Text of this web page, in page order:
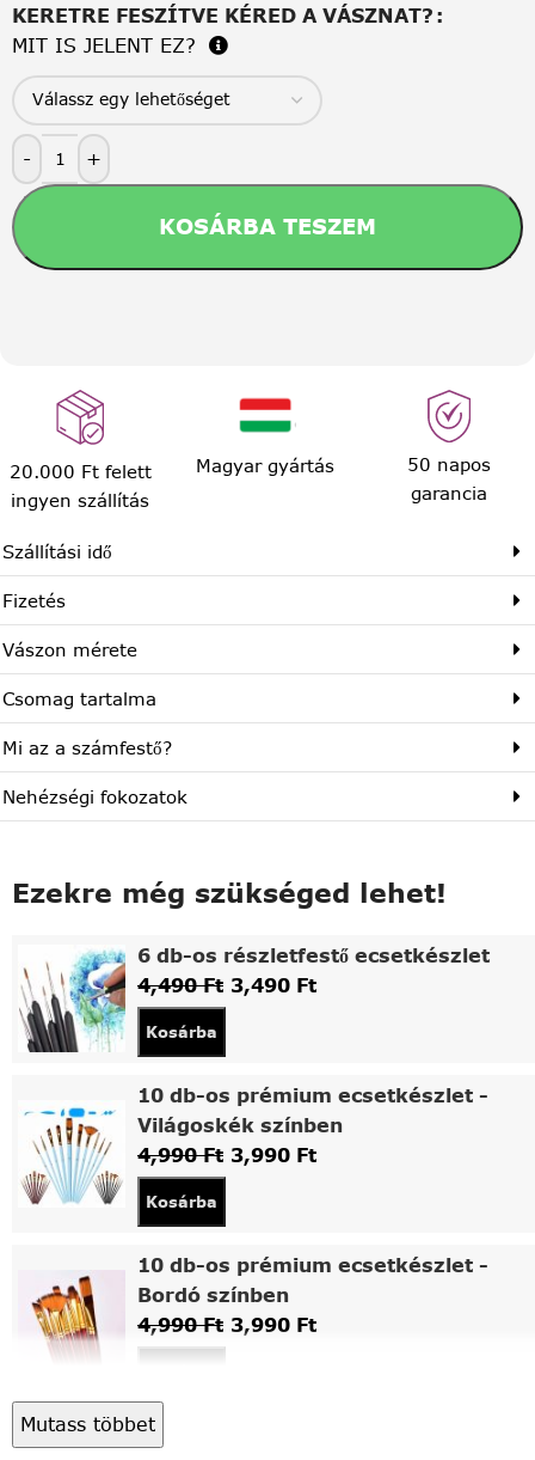
KERETRE FESZÍTVE KÉRED A VÁSZNAT?
MIT IS JELENT EZ?
- +
KOSÁRBA TESZEM
20.000 Ft felett
ingyen szállítás
Magyar gyártás
50 napos
garancia
Szállítási idő
Fizetés
Vászon mérete
Csomag tartalma
Mi az a számfestő?
Nehézségi fokozatok
Ezekre még szükséged lehet!
6 db-os részletfestő ecsetkészlet
4,490Ft 3,490 Ft
Kosárba
10 db-os prémium ecsetkészlet -
Világoskék színben
4,990Ft 3,990 Ft
Kosárba
10 db-os prémium ecsetkészlet -
Bordó színben
4,990Ft 3,990 Ft
Asztali fa festőállvány
Mutass többet